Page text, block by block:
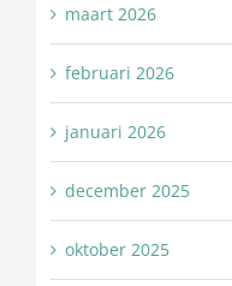
maart 2026
februari 2026
januari 2026
december 2025
oktober 2025